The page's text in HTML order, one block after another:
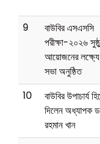
9
বাউবির এসএসসি
পরীক্ষা-২০২৬
আয়োজনের লক্ষ্যে
সভা অনুষ্ঠিত
10
বাউবির উপাচার্য
দিলেন অধ্যাপক
রহমান খান